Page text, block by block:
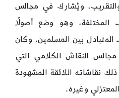
ويُشارك في مجالس
المختلفة، وهو وضع أصولًا
المتبادل بين المسلمين. وكان
النقاش الكلامي التي
نقاشاته اللائقة المشهودة
وغيره.